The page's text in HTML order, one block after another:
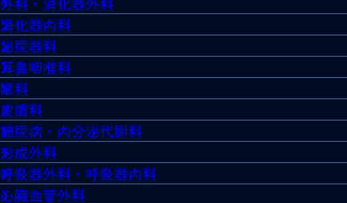
消化器内科
泌尿器科
耳鼻咽喉科
眼科
皮膚科
糖尿病・内分泌代謝科
形成外科
呼吸器外科・呼吸器内科
心臓血管外科